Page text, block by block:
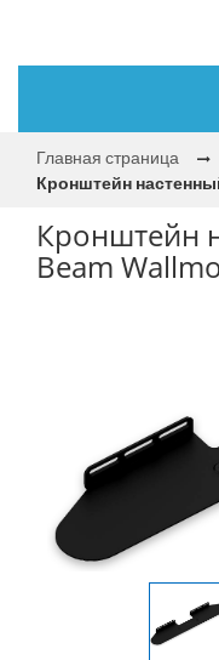
Главная страница
Кронштейн
Кронштейн
Beam